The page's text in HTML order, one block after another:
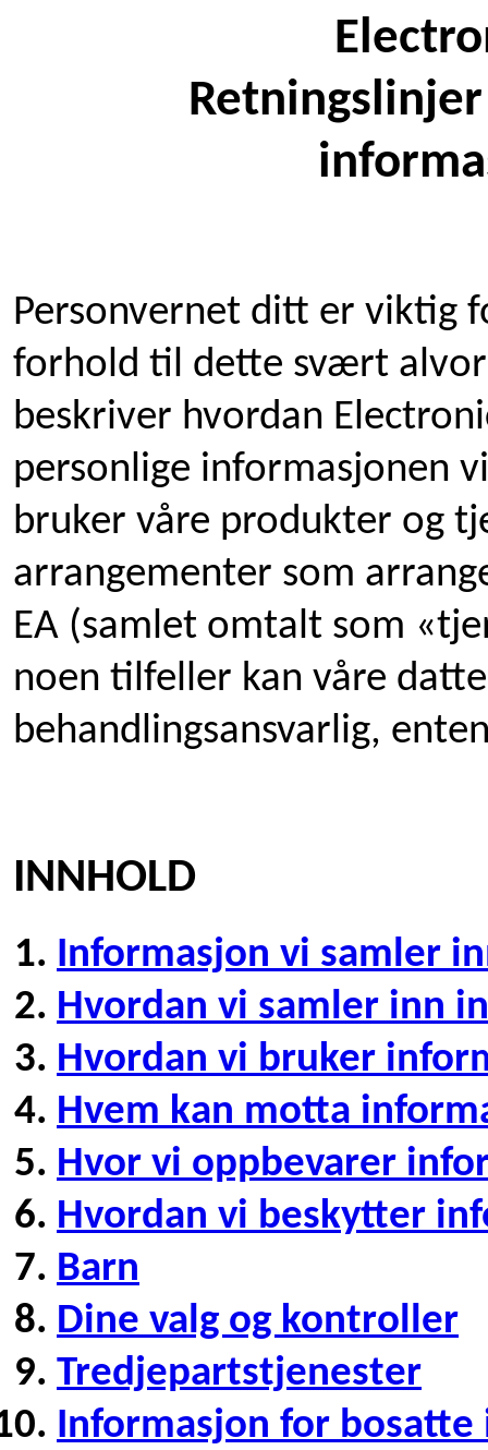
Personvernet ditt er viktig
forhold til dette svært
beskriver hvordan
personlige informasjonen
bruker våre produkter og
arrangementer som
EA (samlet omtalt som
noen tilfeller kan våre
behandlingsansvarlig,
INNHOLD
Informasjon vi samler
Hvordan vi samler inn
Hvordan vi bruker
Hvem kan motta
Hvor vi oppbevarer
Hvordan vi beskytter
Barn
Dine valg og kontroller
Tredjepartstjenester
Informasjon for bosatte